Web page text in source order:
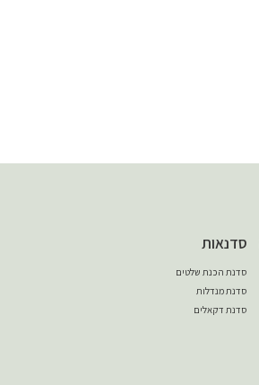
סדנאות
סדנת הכנת שלטים
סדנת מנדלות
סדנת דקאלים